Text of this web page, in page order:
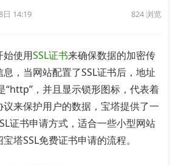
日 14:19 824浏览
始使用SSL证书来确保数据的加密传
，当网站配置了SSL证书后，地址
“http”，并且显示锁形图标，代表着
来保护用户的数据，宝塔提供了一
证书申请方式，适合一些小型网站
塔SSL免费证书申请的流程。